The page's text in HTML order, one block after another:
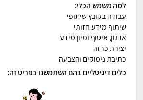
למה משמש הכלי:
עבודה בקובץ שיתופי
שיתוף מידע חזותי
ארגון, איסוף ומיון מידע
יצירת כרזה
כתיבת נימוקים והצבעה
כלים דיגיטליים בהם השתמשנו בפריט זה: